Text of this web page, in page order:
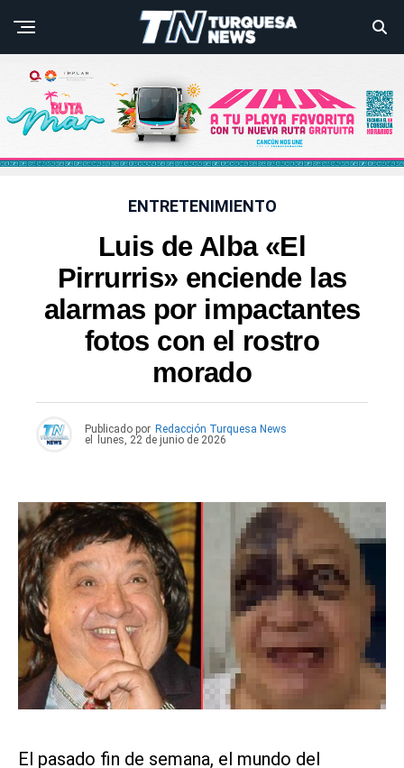
ENTRETENIMIENTO
Luis de Alba «El
Pirrurris» enciende las
alarmas por impactantes
fotos con el rostro
morado
Publicado por Redacción Turquesa News
el
lunes, 22 de junio de 2026
El pasado fin de semana, el mundo del